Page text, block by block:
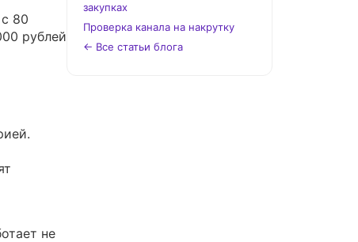
80
рублей
не
закупках
Проверка канала на накрутку
← Все статьи блога